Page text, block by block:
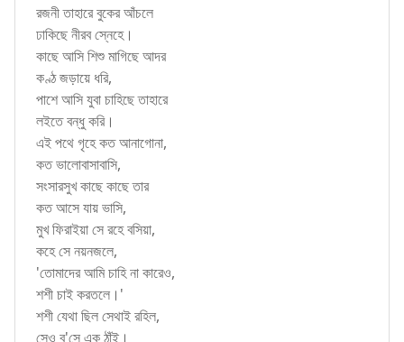
রজনী তাহারে বুকের আঁচলে
ঢাকিছে নীরব স্নেহে।
কাছে আসি শিশু মাগিছে আদর
কণ্ঠ জড়ায়ে ধরি,
পাশে আসি যুবা চাহিছে তাহারে
লইতে বন্ধু করি।
এই পথে গৃহে কত আনাগোনা,
কত ভালোবাসাবাসি,
সংসারসুখ কাছে কাছে তার
কত আসে যায় ভাসি,
মুখ ফিরাইয়া সে রহে বসিয়া,
কহে সে নয়নজলে,
'তোমাদের আমি চাহি না কারেও,
শশী চাই করতলে।'
শশী যেথা ছিল সেথাই রহিল,
সেও ব'সে এক ঠাঁই।